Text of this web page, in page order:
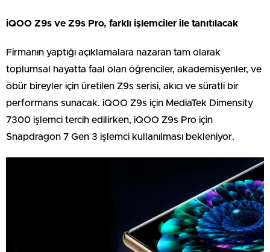
iQOO Z9s ve Z9s Pro, farklı işlemciler ile tanıtılacak
Firmanın yaptığı açıklamalara nazaran tam olarak
toplumsal hayatta faal olan öğrenciler, akademisyenler, ve
öbür bireyler için üretilen Z9s serisi, akıcı ve süratli bir
performans sunacak. iQOO Z9s için MediaTek Dimensity
7300 işlemci tercih edilirken, iQOO Z9s Pro için
Snapdragon 7 Gen 3 işlemci kullanılması bekleniyor.